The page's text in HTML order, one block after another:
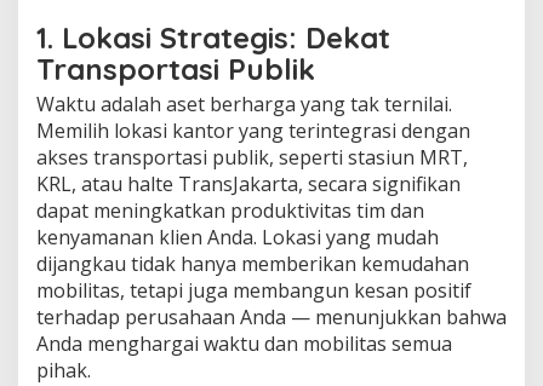
S
a
p
P
a
k
a
i
,
d
n
B
e
1. Lokasi Strategis: Dekat
Transportasi Publik
Waktu adalah aset berharga yang tak ternilai.
Memilih lokasi kantor yang terintegrasi dengan
akses transportasi publik, seperti stasiun MRT,
KRL, atau halte TransJakarta, secara signifikan
dapat meningkatkan produktivitas tim dan
kenyamanan klien Anda. Lokasi yang mudah
dijangkau tidak hanya memberikan kemudahan
mobilitas, tetapi juga membangun kesan positif
terhadap perusahaan Anda — menunjukkan bahwa
Anda menghargai waktu dan mobilitas semua
pihak.